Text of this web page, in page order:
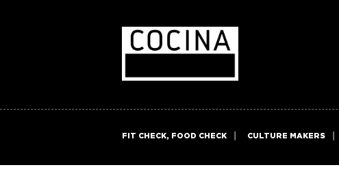
FIT CHECK, FOOD CHECK CULTURE MAKERS